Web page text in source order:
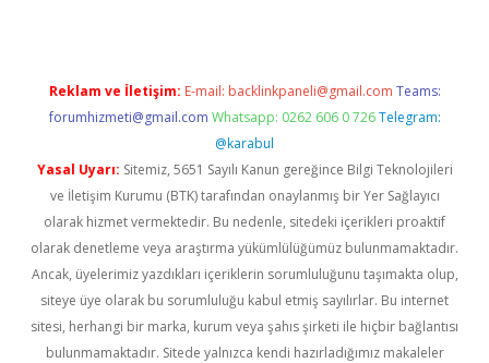
Reklam ve İletişim: E-mail: backlinkpaneli@gmail.com Teams:
forumhizmeti@gmail.com Whatsapp: 0262 606 0 726 Telegram:
@karabul
Yasal Uyarı: Sitemiz, 5651 Sayılı Kanun gereğince Bilgi Teknolojileri
ve İletişim Kurumu (BTK) tarafından onaylanmış bir Yer Sağlayıcı
olarak hizmet vermektedir. Bu nedenle, sitedeki içerikleri proaktif
olarak denetleme veya araştırma yükümlülüğümüz bulunmamaktadır.
Ancak, üyelerimiz yazdıkları içeriklerin sorumluluğunu taşımakta olup,
siteye üye olarak bu sorumluluğu kabul etmiş sayılırlar. Bu internet
sitesi, herhangi bir marka, kurum veya şahıs şirketi ile hiçbir bağlantısı
bulunmamaktadır. Sitede yalnızca kendi hazırladığımız makaleler